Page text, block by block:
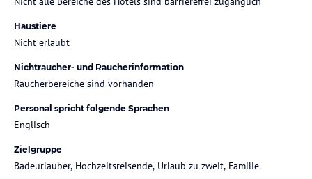
Haustiere
Nicht erlaubt
Nichtraucher- und Raucherinformation
Raucherbereiche sind vorhanden
Personal spricht folgende Sprachen
Englisch
Zielgruppe
Badeurlauber, Hochzeitsreisende, Urlaub zu zweit, Familie